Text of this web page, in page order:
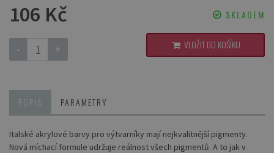
106 Kč SKLADEM
- + VLOŽIT DO KOŠÍKU
POPIS PARAMETRY
Italské akrylové barvy pro výtvarníky mají nejkvalitnější pigmenty.
Nová míchací formule udržuje reálnost všech pigmentů. A to jak v